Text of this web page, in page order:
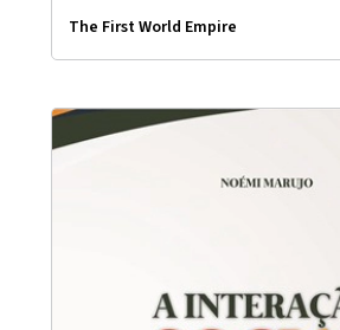
The First World Empire